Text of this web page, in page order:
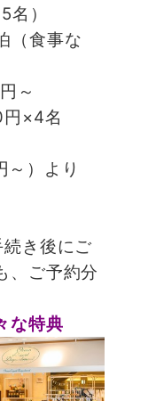
名）
（食事な
～
×4名
～）より
き後にご
、ご予約分
な特典